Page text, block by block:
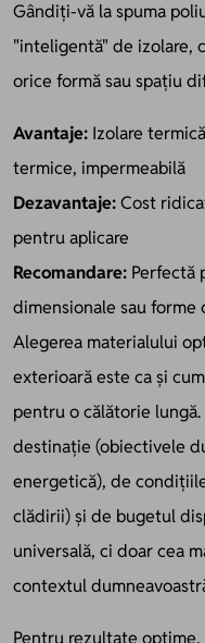
Gândiți-vă la spuma
"inteligentă" de izolare,
orice formă sau spațiu
Avantaje: Izolare
termice, impermeabilă
Dezavantaje:Cost
pentru aplicare
Recomandare: Perfectă
dimensionale sau forme
Alegerea materialului
exterioară este ca și
pentru o călătorie
destinație (obiectivele
energetică), de
clădirii) și de bugetul
universală, ci doar cea
contextul
Pentru rezultate